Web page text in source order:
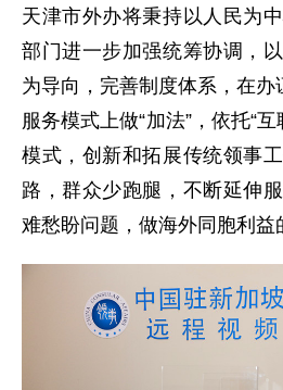
天津市外办将秉持以人民为
部门进一步加强统筹协调，
为导向，完善制度体系，在办
服务模式上做“加法”，依托“
模式，创新和拓展传统领事
路，群众少跑腿，不断延伸
难愁盼问题，做海外同胞利益